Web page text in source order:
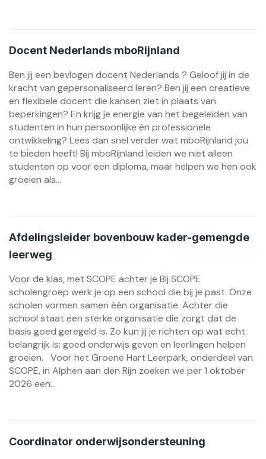
Docent Nederlands mboRijnland
Ben jij een bevlogen docent Nederlands ? Geloof jij in de
kracht van gepersonaliseerd leren? Ben jij een creatieve
en flexibele docent die kansen ziet in plaats van
beperkingen? En krijg je energie van het begeleiden van
studenten in hun persoonlijke én professionele
ontwikkeling? Lees dan snel verder wat mboRijnland jou
te bieden heeft! Bij mboRijnland leiden we niet alleen
studenten op voor een diploma, maar helpen we hen ook
groeien als...
Afdelingsleider bovenbouw kader-gemengde
leerweg
Voor de klas, met SCOPE achter je Bij SCOPE
scholengroep werk je op een school die bij je past. Onze
scholen vormen samen één organisatie. Achter die
school staat een sterke organisatie die zorgt dat de
basis goed geregeld is. Zo kun jij je richten op wat echt
belangrijk is: goed onderwijs geven en leerlingen helpen
groeien. Voor het Groene Hart Leerpark, onderdeel van
SCOPE, in Alphen aan den Rijn zoeken we per 1 oktober
2026 een...
Coordinator onderwijsondersteuning